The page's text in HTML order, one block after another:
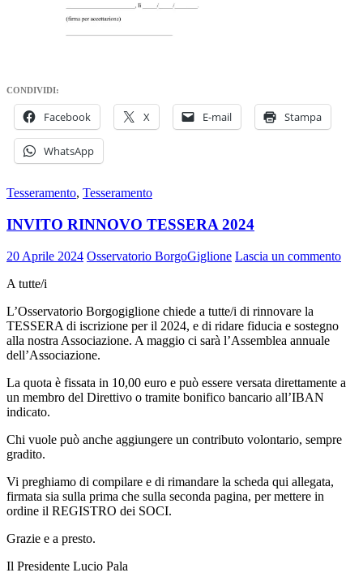
CONDIVIDI:
Facebook X E-mail Stampa
WhatsApp
Tesseramento, Tesseramento
INVITO RINNOVO TESSERA 2024
20 Aprile 2024 Osservatorio BorgoGiglione Lascia un commento
A tutte/i
L’Osservatorio Borgogiglione chiede a tutte/i di rinnovare la
TESSERA di iscrizione per il 2024, e di ridare fiducia e sostegno
alla nostra Associazione. A maggio ci sarà l’Assemblea annuale
dell’Associazione.
La quota è fissata in 10,00 euro e può essere versata direttamente a
un membro del Direttivo o tramite bonifico bancario all’IBAN
indicato.
Chi vuole può anche aggiungere un contributo volontario, sempre
gradito.
Vi preghiamo di compilare e di rimandare la scheda qui allegata,
firmata sia sulla prima che sulla seconda pagina, per mettere in
ordine il REGISTRO dei SOCI.
Grazie e a presto.
Il Presidente Lucio Pala